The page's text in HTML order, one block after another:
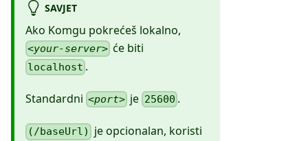
SAVJET
Ako Komgu pokrećeš lokalno,
<your-server> će biti
localhost .
Standardni <port> je 25600 .
(/baseUrl)
je opcionalan, koristi